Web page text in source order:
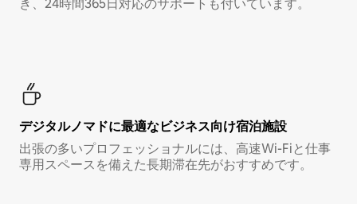
き、24時間365日対応のサポートも付いています。
デジタルノマド⁠に最⁠適⁠なビ⁠ジ⁠ネ⁠ス⁠向⁠け宿⁠泊⁠施⁠設
出張の多いプロフェッショナルには、高速Wi-Fiと仕事
専用スペースを備えた長期滞在先がおすすめです。